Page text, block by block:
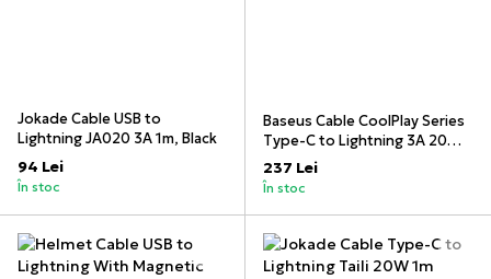
Jokade Cable USB to
Lightning JA020 3A 1m, Black
94 Lei
În stoc
Baseus Cable CoolPlay Series
Type-C to Lightning 3A 20W
2m, Orange
237 Lei
În stoc